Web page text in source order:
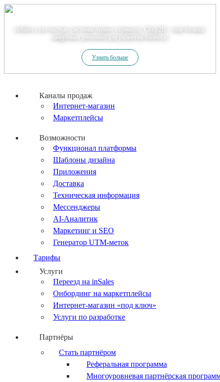
inSales стал частью системы бизнес-сервисов. Сбер2В – еще больше
цифровых решений для развития бизнеса!
Узнать больше
Каналы продаж
Интернет-магазин
Маркетплейсы
Возможности
Функционал платформы
Шаблоны дизайна
Приложения
Доставка
Техническая информация
Мессенджеры
AI-Аналитик
Маркетинг и SEO
Генератор UTM-меток
Тарифы
Услуги
Переезд на inSales
Онбординг на маркетплейсы
Интернет-магазин «под ключ»
Услуги по разработке
Партнёры
Стать партнёром
Реферальная программа
Многоуровневая партнёрская